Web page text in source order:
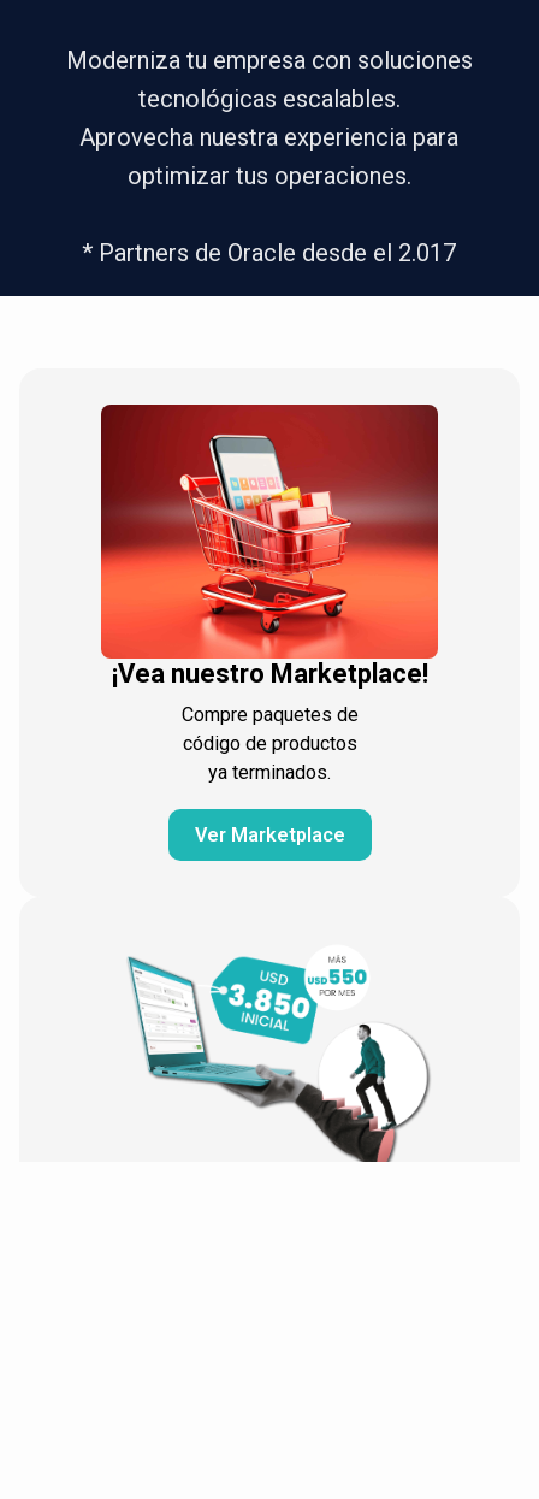
Moderniza tu empresa con soluciones
tecnológicas escalables.
Aprovecha nuestra experiencia para
optimizar tus operaciones.
* Partners de Oracle desde el 2.017
¡Vea nuestro Marketplace!
Compre paquetes de
código de productos
ya terminados.
Ver Marketplace